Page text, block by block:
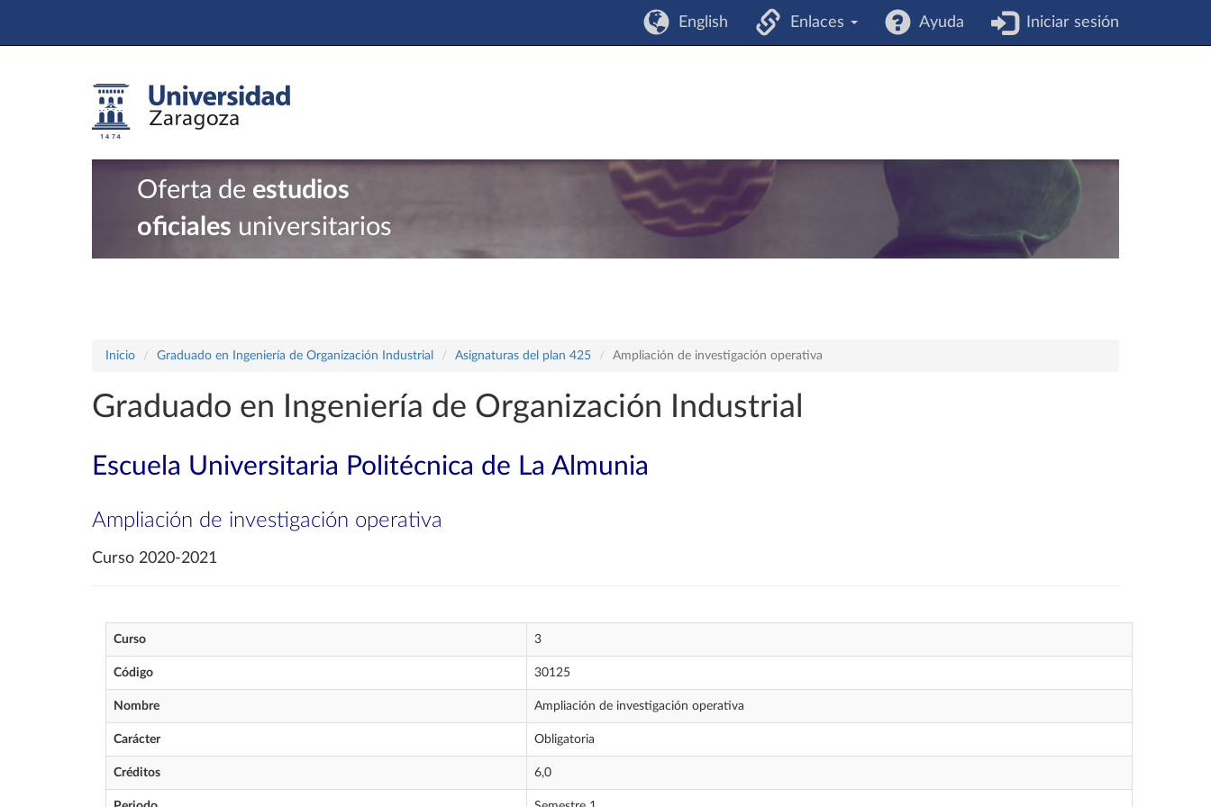
English Enlaces Ayuda Iniciar sesión
Oferta de estudios
oficiales universitarios
Inicio Graduado en Ingeniería de Organización Industrial Asignaturas del plan 425 Ampliación de investigación operativa
Graduado en Ingeniería de Organización Industrial
Escuela Universitaria Politécnica de La Almunia
Ampliación de investigación operativa
Curso 2020-2021
Curso 3
Código 30125
Nombre Ampliación de investigación operativa
Carácter Obligatoria
Créditos 6,0